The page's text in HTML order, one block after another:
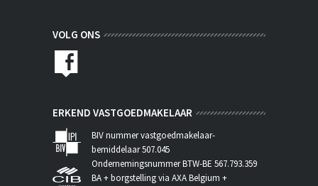
VOLG ONS
ERKEND VASTGOEDMAKELAAR
BIV nummer vastgoedmakelaar-
bemiddelaar 507.045
Ondernemingsnummer BTW-BE 567.793.359
BA + borgstelling via AXA Belgium +